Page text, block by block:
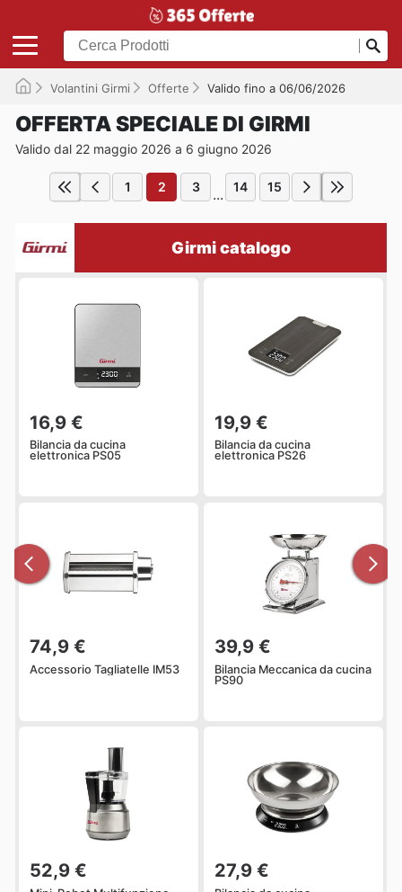
Volantini Girmi Offerte Valido fino a 06/06/2026
OFFERTA SPECIALE DI GIRMI
Valido dal 22 maggio 2026 a 6 giugno 2026
1 2 3 ... 14 15
Girmi catalogo
16,9 €
Bilancia da cucina
elettronica PS05
19,9 €
Bilancia da cucina
elettronica PS26
74,9 €
Accessorio Tagliatelle IM53
39,9 €
Bilancia Meccanica da cucina
PS90
52,9 € 27,9 €